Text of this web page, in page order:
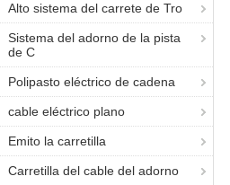
Alto sistema del carrete de Tro
Sistema del adorno de la pista
de C
Polipasto eléctrico de cadena
cable eléctrico plano
Emito la carretilla
Carretilla del cable del adorno